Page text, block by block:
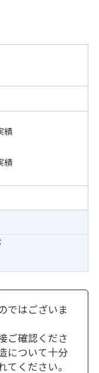
績
績
ではございま
ご確認くださ
について十分
ください。